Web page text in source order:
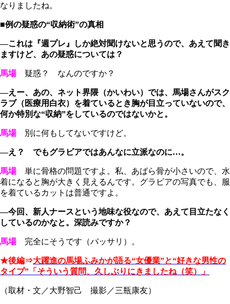
なりましたね。
■例の疑惑の“収納術”の真相
―これは『週プレ』しか絶対聞けないと思うので、あえて聞き
ますけど、あの疑惑については？
馬場疑惑？ なんのですか？
―えー、あの、ネット界隈（かいわい）では、馬場さんがスク
ラブ（医療用白衣）を着ているとき胸が目立っていないので、
何か特別な“収納”をしているのではないかと。
馬場別に何もしてないですけど。
―え？ でもグラビアではあんなに立派なのに…。
馬場単に骨格の問題ですよ。私、あばら骨が小さいので、水
着になると胸が大きく見えるんです。グラビアの写真でも、服
を着ているカットは普通ですよ。
―今回、新人ナースという地味な役なので、あえて目立たなく
しているのかなと。深読みですか？
馬場 完全にそうです（バッサリ）。
★後編⇒大躍進の馬場ふみかが語る“女優業”と“好きな男性の
タイプ”「そういう質問、久しぶりにきましたね（笑）」
（取材・文／大野智己 撮影／三瓶康友）